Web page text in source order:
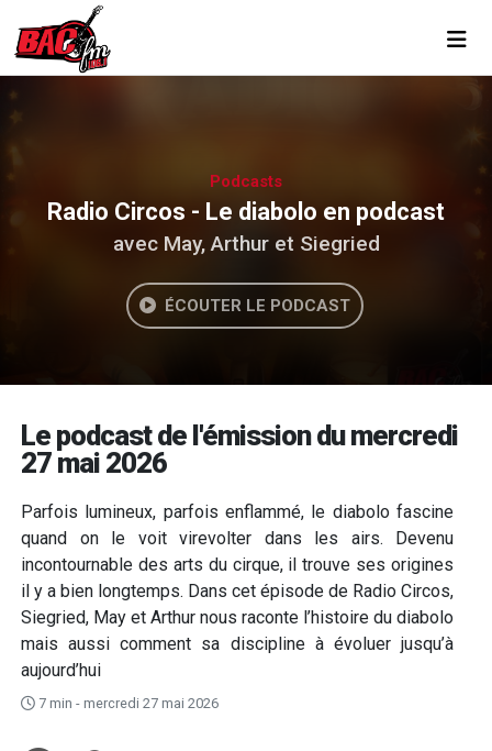
Podcasts
Radio Circos - Le diabolo en podcast
avec May, Arthur et Siegried
ÉCOUTER LE PODCAST
Le podcast de l'émission du mercredi
27 mai 2026
Parfois lumineux, parfois enflammé, le diabolo fascine
quand on le voit virevolter dans les airs. Devenu
incontournable des arts du cirque, il trouve ses origines
il y a bien longtemps. Dans cet épisode de Radio Circos,
Siegried, May et Arthur nous raconte l’histoire du diabolo
mais aussi comment sa discipline à évoluer jusqu’à
aujourd’hui
7 min - mercredi 27 mai 2026